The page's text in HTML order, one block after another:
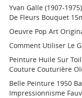
Yvan Galle (1907-
De Fleurs Bouquet
Oeuvre Pop Art
Comment Utiliser Le
Peinture Huile Sur
Couture Couturière
Belle Peinture 1950
Impressionnisme